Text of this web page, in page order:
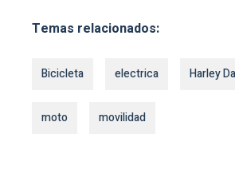
Temas relacionados:
Bicicleta electrica Harley
moto movilidad